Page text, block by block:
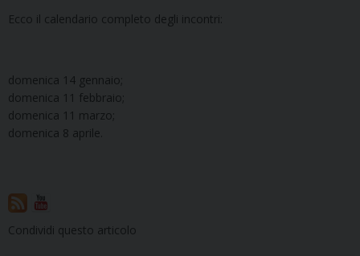
Ecco il calendario completo degli incontri:
domenica 14 gennaio;
domenica 11 febbraio;
domenica 11 marzo;
domenica 8 aprile.
Condividi questo articolo